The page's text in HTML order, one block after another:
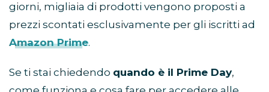
giorni, migliaia di prodotti vengono proposti a
prezzi scontati esclusivamente per gli iscritti ad
Amazon Prime.
Se ti stai chiedendo quando è il Prime Day,